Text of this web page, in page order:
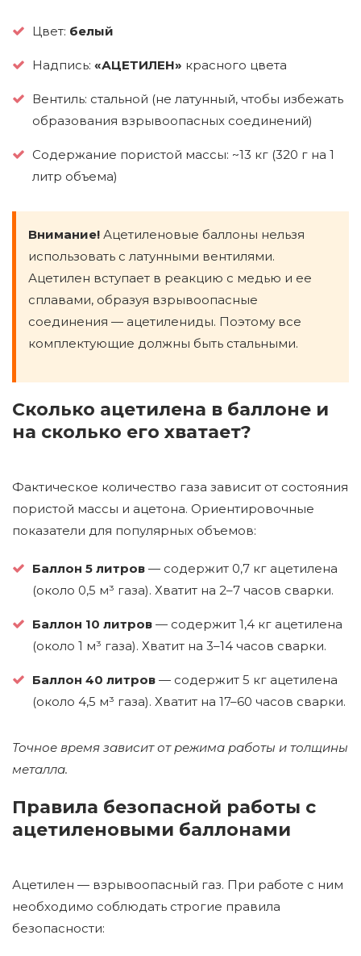
Цвет: белый
Надпись: «АЦЕТИЛЕН» красного цвета
Вентиль: стальной (не латунный, чтобы избежать
образования взрывоопасных соединений)
Содержание пористой массы: ~13 кг (320 г на 1
литр объема)
Внимание! Ацетиленовые баллоны нельзя
использовать с латунными вентилями.
Ацетилен вступает в реакцию с медью и ее
сплавами, образуя взрывоопасные
соединения — ацетилениды. Поэтому все
комплектующие должны быть стальными.
Сколько ацетилена в баллоне и
на сколько его хватает?
Фактическое количество газа зависит от состояния
пористой массы и ацетона. Ориентировочные
показатели для популярных объемов:
Баллон 5 литров — содержит 0,7 кг ацетилена
(около 0,5 м³ газа). Хватит на 2–7 часов сварки.
Баллон 10 литров — содержит 1,4 кг ацетилена
(около 1 м³ газа). Хватит на 3–14 часов сварки.
Баллон 40 литров — содержит 5 кг ацетилена
(около 4,5 м³ газа). Хватит на 17–60 часов сварки.
Точное время зависит от режима работы и толщины
металла.
Правила безопасной работы с
ацетиленовыми баллонами
Ацетилен — взрывоопасный газ. При работе с ним
необходимо соблюдать строгие правила
безопасности: